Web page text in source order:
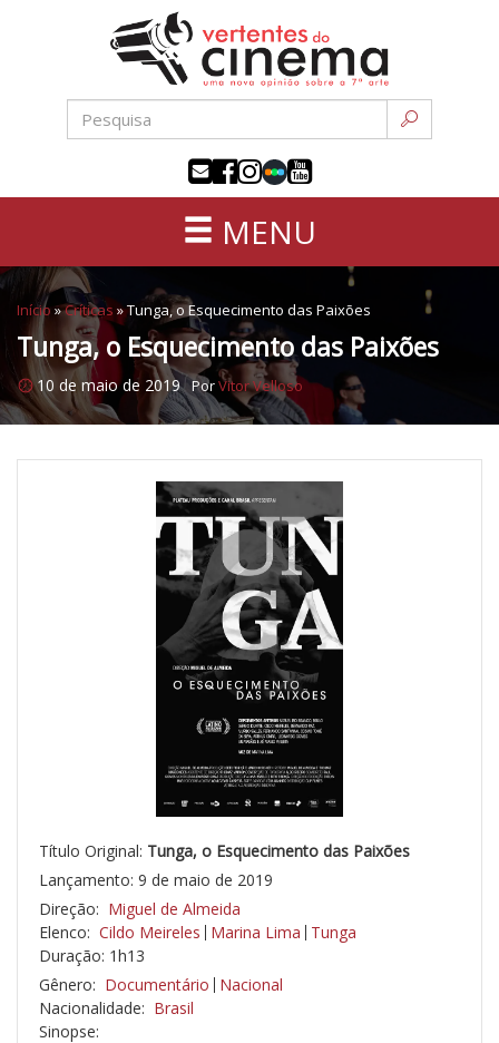
conteúdo
sétima
MENU
Início »Críticas »Tunga, o Esquecimento das Paixões
Tunga, o Esquecimento das Paixões
10 de maio de 2019 PorVitor Velloso
Título Original: Tunga, o Esquecimento das Paixões
Lançamento: 9 de maio de 2019
Direção: Miguel de Almeida
Elenco: Cildo Meireles Marina Lima Tunga
Duração: 1h13
Gênero: Documentário Nacional
Nacionalidade: Brasil
Sinopse: